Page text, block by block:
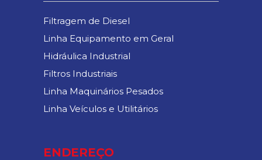
Filtragem de Diesel
Linha Equipamento em Geral
Hidráulica Industrial
Filtros Industriais
Linha Maquinários Pesados
Linha Veículos e Utilitários
ENDEREÇO